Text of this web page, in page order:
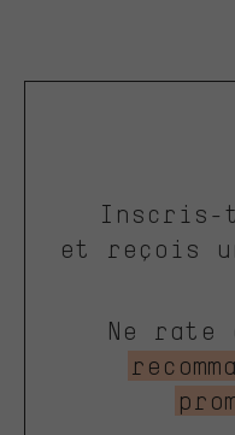
Inscris-
et reçois
Ne rate